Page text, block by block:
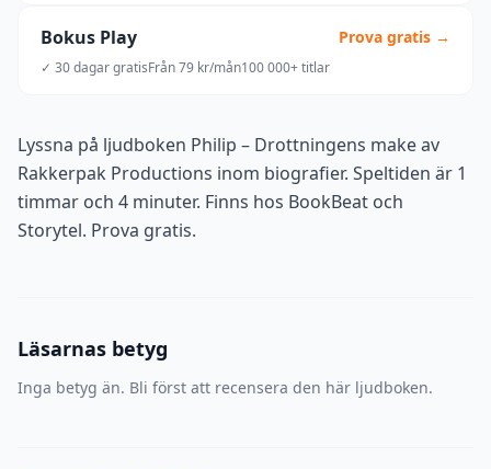
Bokus Play Prova gratis →
✓ 30 dagar gratisFrån 79 kr/mån100 000+ titlar
Lyssna på ljudboken Philip – Drottningens make av
Rakkerpak Productions inom biografier. Speltiden är 1
timmar och 4 minuter. Finns hos BookBeat och
Storytel. Prova gratis.
Läsarnas betyg
Inga betyg än. Bli först att recensera den här ljudboken.